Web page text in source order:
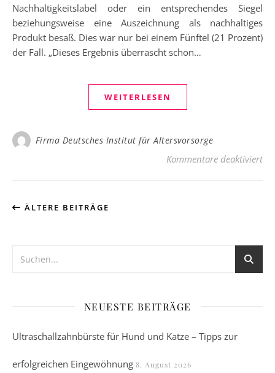
Nachhaltigkeitslabel oder ein entsprechendes Siegel
beziehungsweise eine Auszeichnung als nachhaltiges
Produkt besaß. Dies war nur bei einem Fünftel (21 Prozent)
der Fall. „Dieses Ergebnis überrascht schon…
WEITERLESEN
Firma Deutsches Institut für Altersvorsorge
Kommentare deaktiviertfür
ÄLTERE BEITRÄGE
NEUESTE BEITRÄGE
Ultraschallzahnbürste für Hund und Katze – Tipps zur
erfolgreichen Eingewöhnung 8. August 2026